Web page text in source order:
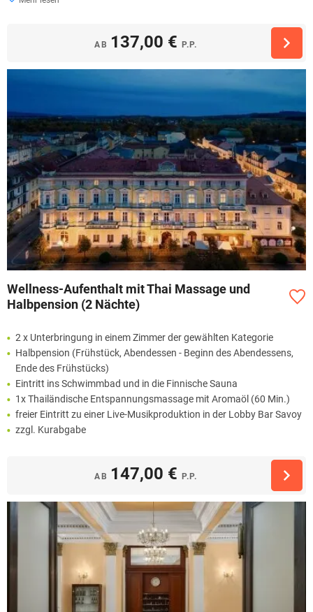
AB 137,00 € P.P.
Wellness-Aufenthalt mit Thai Massage und
Halbpension (2 Nächte)
2 x Unterbringung in einem Zimmer der gewählten Kategorie
Halbpension (Frühstück, Abendessen - Beginn des Abendessens,
Ende des Frühstücks)
Eintritt ins Schwimmbad und in die Finnische Sauna
1x Thailändische Entspannungsmassage mit Aromaöl (60 Min.)
freier Eintritt zu einer Live-Musikproduktion in der Lobby Bar Savoy
zzgl. Kurabgabe
AB 147,00 € P.P.